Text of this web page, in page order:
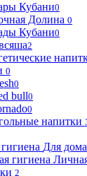
Кубани0
Долина 0
Кубани0
2
0
0
bull0
0
напитки
Для
2